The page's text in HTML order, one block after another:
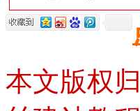
本文版权